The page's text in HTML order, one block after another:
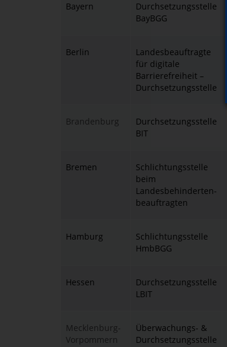
Bayern
Durchsetzungsstelle
BayBGG
Berlin
Landesbeauftragte
für digitale
Barrierefreiheit –
Durchsetzungsstelle
Brandenburg
Durchsetzungsstelle
BIT
Bremen
Schlichtungsstelle
beim
Landesbehinderten-
beauftragten
Hamburg
Schlichtungsstelle
HmbBGG
Hessen
Durchsetzungsstelle
LBIT
Mecklenburg-
Vorpommern
Überwachungs- &
Durchsetzungsstelle